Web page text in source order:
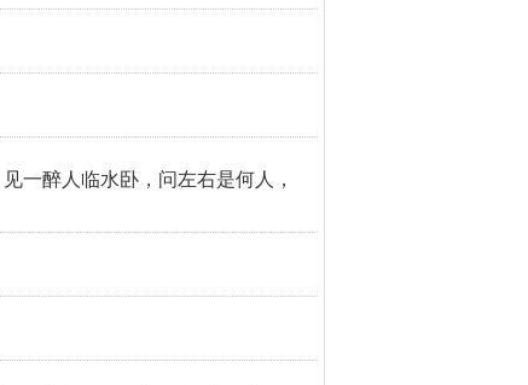
一醉人临水卧，问左右是何人，